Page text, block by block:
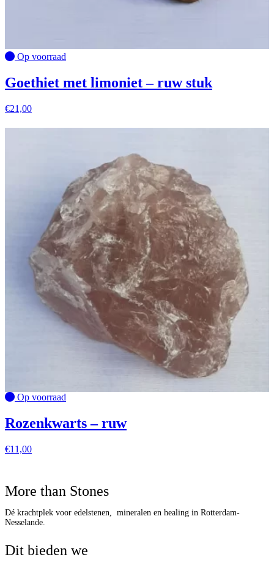
Op voorraad
Goethiet met limoniet – ruw stuk
€21,00
Op voorraad
Rozenkwarts – ruw
€11,00
More than Stones
Dé krachtplek voor edelstenen, mineralen en healing in Rotterdam-
Nesselande.
Dit bieden we